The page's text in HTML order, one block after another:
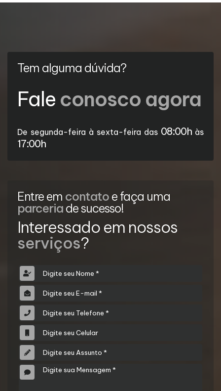
Tem alguma dúvida?
Fale conosco agora
De segunda-feira à sexta-feira das 08:00h às
17:00h
Entre em contato e faça uma
parceria de sucesso!
Interessado em nossos
serviços?